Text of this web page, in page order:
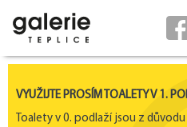
VYUŽIJTE PROSÍM TOALETY V 1.
Toalety v 0. podlaží jsou z